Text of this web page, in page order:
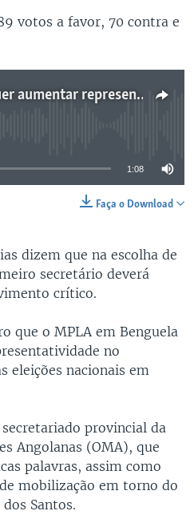
votos a favor, 70 contra e
MPLA em benguela quer aumentar representação no parlamento - 1:08
currently available
1:08
Faça o Download
dizem que na escolha de
secretário deverá
crítico.
que o MPLA em Benguela
no
eleições nacionais em
provincial da
Angolanas (OMA), que
palavras, assim como
mobilização em torno do
Santos.